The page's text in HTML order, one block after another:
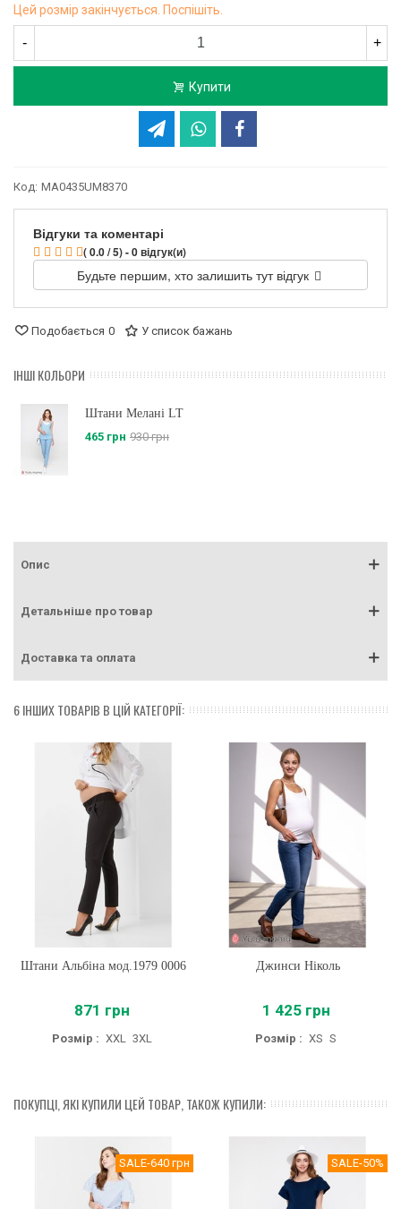
Цей розмір закінчується. Поспішіть.
- +
Купити
Код: MA0435UM8370
Відгуки та коментарі
( 0.0 / 5) - 0 відгук(и)
Будьте першим, хто залишить тут відгук
Подобається 0 У список бажань
ІНШІ КОЛЬОРИ
Штани Мелані LT
465 грн 930 грн
Опис
Детальніше про товар
Доставка та оплата
6 ІНШИХ ТОВАРІВ В ЦІЙ КАТЕГОРІЇ:
Штани Альбіна мод.1979 0006
871 грн
Розмір : XXL 3XL
Джинси Ніколь
1 425 грн
Розмір : XS S
ПОКУПЦІ, ЯКІ КУПИЛИ ЦЕЙ ТОВАР, ТАКОЖ КУПИЛИ:
SALE-640 грн SALE-50%